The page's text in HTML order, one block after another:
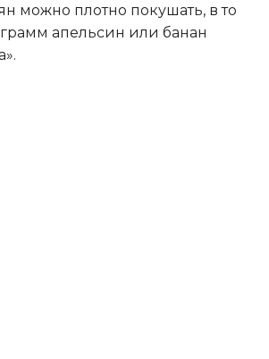
можно плотно покушать, в то
апельсин или банан